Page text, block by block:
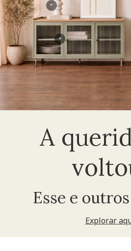
A
Esse e
Explorar
+
+